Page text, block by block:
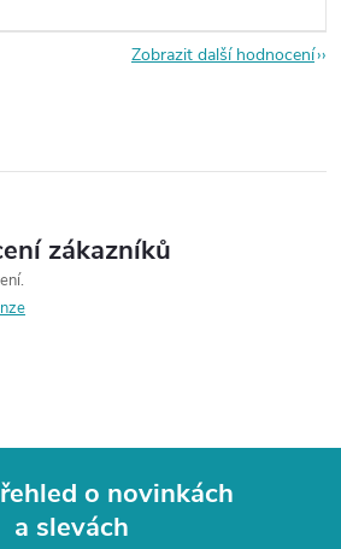
Zobrazit další hodnocení
zákazníků
o novinkách
a slevách